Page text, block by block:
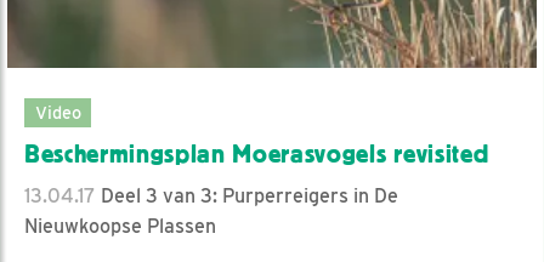
Video
Beschermingsplan Moerasvogels revisited
13.04.17 Deel 3 van 3: Purperreigers in De
Nieuwkoopse Plassen